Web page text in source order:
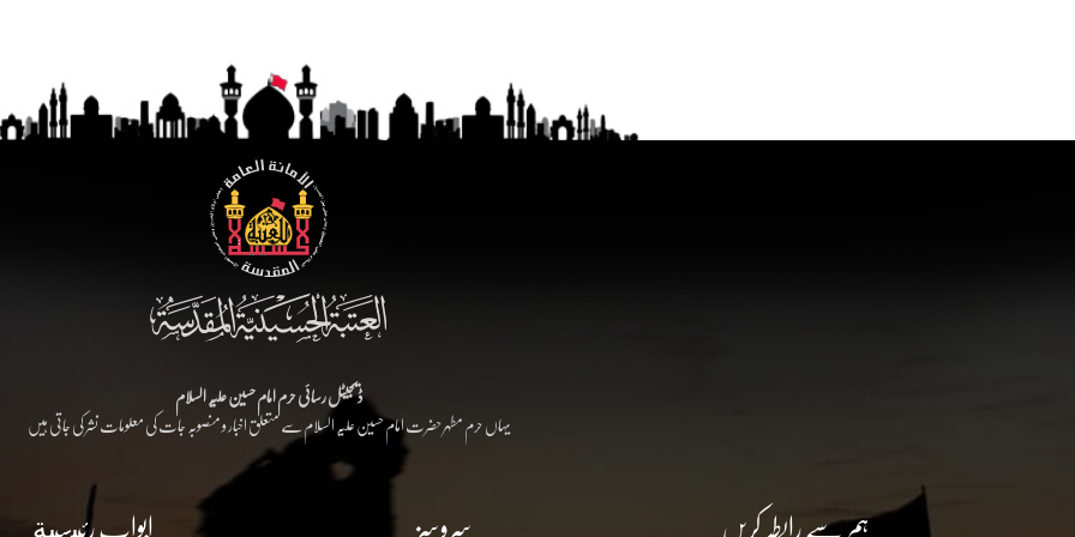
ڈیجیٹل رسائی حرم امام حسین علیہ السلام
یہاں حرم مطہر حضرت امام حسین علیہ السلام سے متعلق اخبار و منصوبہ جات کی معلومات نشر کی جاتی ہیں